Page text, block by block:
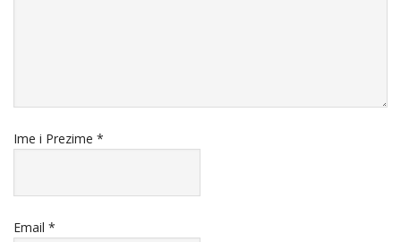
Ime i Prezime *
Email *